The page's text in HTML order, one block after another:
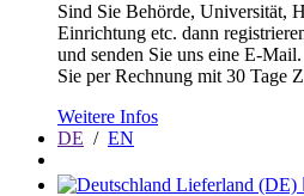
Sind Sie Behörde, Universität,
Einrichtung etc. dann
und senden Sie uns eine E-
Sie per Rechnung mit 30 Tage
Weitere Infos
DE / EN
Lieferland (DE)